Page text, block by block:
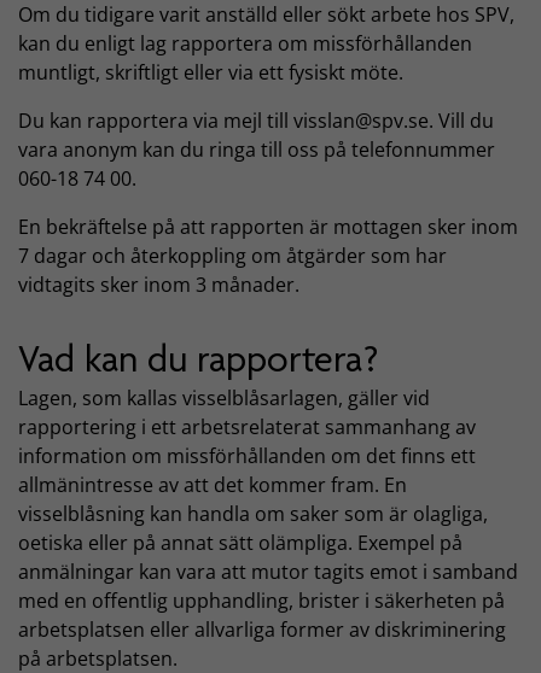
Om du tidigare varit anställd eller sökt arbete hos SPV,
kan du enligt lag rapportera om missförhållanden
muntligt, skriftligt eller via ett fysiskt möte.
Du kan rapportera via mejl till visslan@spv.se. Vill du
vara anonym kan du ringa till oss på telefonnummer
060-18 74 00.
En bekräftelse på att rapporten är mottagen sker inom
7 dagar och återkoppling om åtgärder som har
vidtagits sker inom 3 månader.
Vad kan du rapportera?
Lagen, som kallas visselblåsarlagen, gäller vid
rapportering i ett arbetsrelaterat sammanhang av
information om missförhållanden om det finns ett
allmänintresse av att det kommer fram. En
visselblåsning kan handla om saker som är olagliga,
oetiska eller på annat sätt olämpliga. Exempel på
anmälningar kan vara att mutor tagits emot i samband
med en offentlig upphandling, brister i säkerheten på
arbetsplatsen eller allvarliga former av diskriminering
på arbetsplatsen.